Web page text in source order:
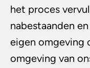
het proces
nabestaanden
eigen omgeving
omgeving van